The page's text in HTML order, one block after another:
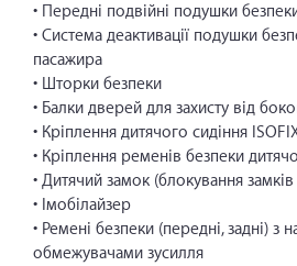
• Передні подвійні подушки
• Система деактивації подушки
пасажира
• Шторки безпеки
• Балки дверей для захисту від
• Кріплення дитячого сидіння
• Кріплення ременів безпеки
• Дитячий замок (блокування
• Імобілайзер
• Ремені безпеки (передні, задні) з
обмежувачами зусилля